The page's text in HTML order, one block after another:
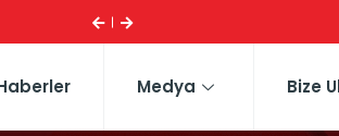
CTP HEYETI, TRAFIK EĞITIM
Medya Bize